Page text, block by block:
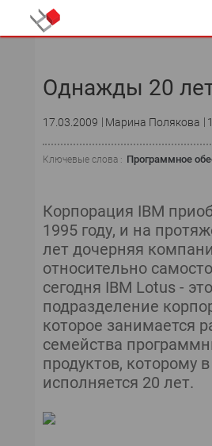
Однажды 20 лет
17.03.2009 Марина Полякова
Ключевые слова : Программное
Корпорация IBM
1995 году, и на
лет дочерняя
относительно
сегодня IBM Lotus - это
подразделение
которое занимается
семейства
продуктов, которому
исполняется 20 лет.